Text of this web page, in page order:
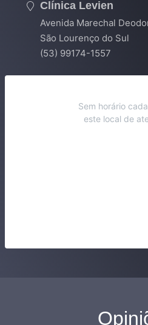
Clínica Levien
Avenida Marechal
São Lourenço do Sul
(53) 99174-1557
Sem horário
este local de